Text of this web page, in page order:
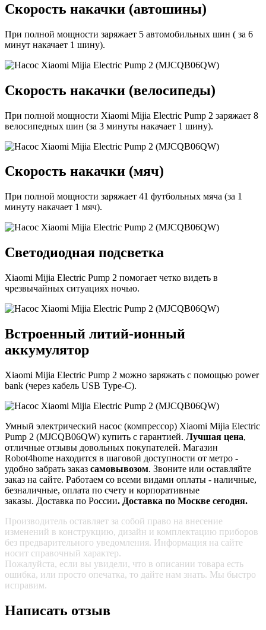
Скорость накачки (автошины)
При полной мощности заряжает 5 автомобильных шин ( за 6
минут накачает 1 шину).
Скорость накачки (велосипеды)
При полной мощности Xiaomi Mijia Electric Pump 2 заряжает 8
велосипедных шин (за 3 минуты накачает 1 шину).
Скорость накачки (мяч)
При полной мощности заряжает 41 футбольных мяча (за 1
минуту накачает 1 мяч).
Светодиодная подсветка
Xiaomi Mijia Electric Pump 2 помогает четко видеть в
чрезвычайных ситуациях ночью.
Встроенный литий-ионный
аккумулятор
Xiaomi Mijia Electric Pump 2 можно заряжать с помощью power
bank (через кабель USB Type-C).
Умный электрический насос (компрессор) Xiaomi Mijia Electric
Pump 2 (MJCQB06QW) купить с гарантией. Лучшая цена,
отличные отзывы довольных покупателей. Магазин
Robot4home находится в шаговой доступности от метро -
удобно забрать заказ самовывозом. Звоните или оставляйте
заказ на сайте. Работаем со всеми видами оплаты - наличные,
безналичные, оплата по счету и корпоративные
заказы. Доставка по России. Доставка по Москве сегодня.
Производитель оставляет за собой право на внесение
изменений в конструкцию, дизайн и комплектацию приборов
без предварительного уведомления. Информация на сайте
носит справочный характер.
Пожалуйста, если вы увидели, что в описании товара есть
ошибка, или просто опечатка, то дайте нам знать. Мы быстро
исправим.
Написать отзыв